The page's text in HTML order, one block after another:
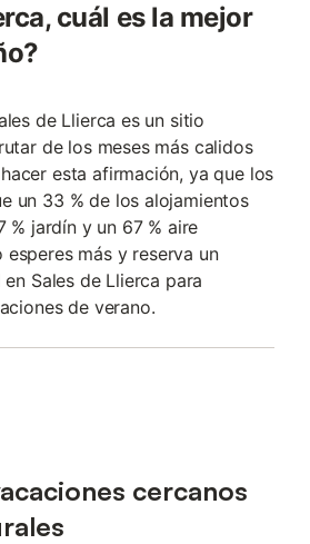
cuál es la mejor
de Llierca es un sitio
de los meses más calidos
esta afirmación, ya que los
un 33 % de los alojamientos
% jardín y un 67 % aire
más y reserva un
Sales de Llierca para
de verano.
cercanos